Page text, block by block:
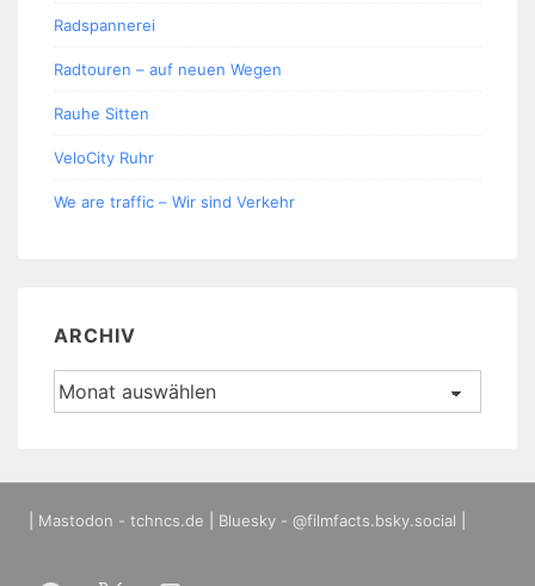
Radspannerei
Radtouren – auf neuen Wegen
Rauhe Sitten
VeloCity Ruhr
We are traffic – Wir sind Verkehr
ARCHIV
Archiv
Mastodon - tchncs.de Bluesky - @filmfacts.bsky.social